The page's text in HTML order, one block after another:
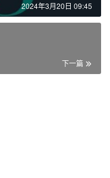
2024年3月20日 09:45
下一篇